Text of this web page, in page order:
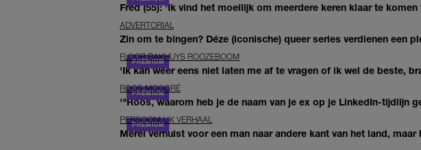
Fred (55): 'Ik vind het moeilijk om meerdere keren klaar te
ADVERTORIAL
Zin om te bingen? Déze (iconische) queer series verdienen een
FLOOR BAKHUYS ROOZEBOOM
'Ik kan weer eens niet laten me af te vragen of ik wel de beste,
ROOS MOGGRÉ
'"Roos, waarom heb je de naam van je ex op je LinkedIn-tijdlijn
PERSOONLIJK VERHAAL
Merel verhuist voor een man naar andere kant van het land,